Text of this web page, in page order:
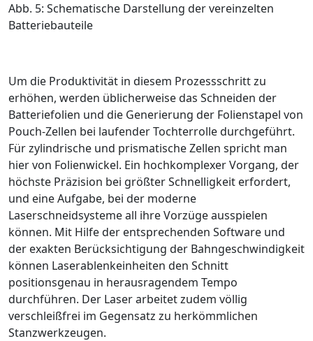
Abb. 5: Schematische Darstellung der vereinzelten
Batteriebauteile
Um die Produktivität in diesem Prozessschritt zu
erhöhen, werden üblicherweise das Schneiden der
Batteriefolien und die Generierung der Folienstapel von
Pouch-Zellen bei laufender Tochterrolle durchgeführt.
Für zylindrische und prismatische Zellen spricht man
hier von Folienwickel. Ein hochkomplexer Vorgang, der
höchste Präzision bei größter Schnelligkeit erfordert,
und eine Aufgabe, bei der moderne
Laserschneidsysteme all ihre Vorzüge ausspielen
können. Mit Hilfe der entsprechenden Software und
der exakten Berücksichtigung der Bahngeschwindigkeit
können Laserablenkeinheiten den Schnitt
positionsgenau in herausragendem Tempo
durchführen. Der Laser arbeitet zudem völlig
verschleißfrei im Gegensatz zu herkömmlichen
Stanzwerkzeugen.